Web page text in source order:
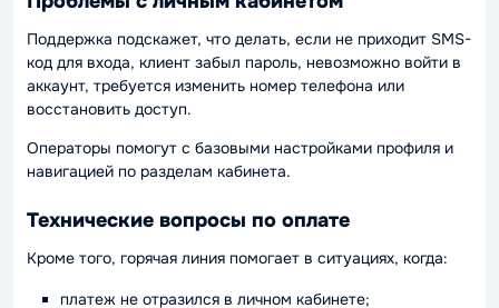
Поддержка подскажет, что делать, если не приходит SMS-
код для входа, клиент забыл пароль, невозможно войти в
аккаунт, требуется изменить номер телефона или
восстановить доступ.
Операторы помогут с базовыми настройками профиля и
навигацией по разделам кабинета.
Технические вопросы по оплате
Кроме того, горячая линия помогает в ситуациях, когда:
платеж не отразился в личном кабинете;